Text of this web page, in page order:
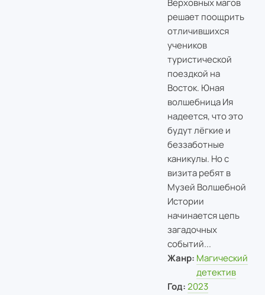
Верховных магов
решает поощрить
отличившихся
учеников
туристической
поездкой на
Восток. Юная
волшебница Ия
надеется, что это
будут лёгкие и
беззаботные
каникулы. Но с
визита ребят в
Музей Волшебной
Истории
начинается цепь
загадочных
событий...
Жанр: Магический
детектив
Год: 2023